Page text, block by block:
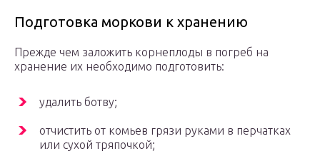
Подготовка моркови к хранению
Прежде чем заложить корнеплоды в погреб на
хранение их необходимо подготовить:
удалить ботву;
отчистить от комьев грязи руками в перчатках
или сухой тряпочкой;